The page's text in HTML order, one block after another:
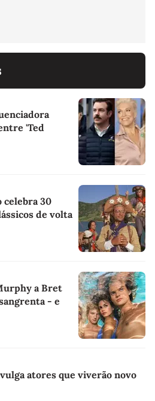
'Ted
celebra 30
de volta
a Bret
- e
atores que viverão novo